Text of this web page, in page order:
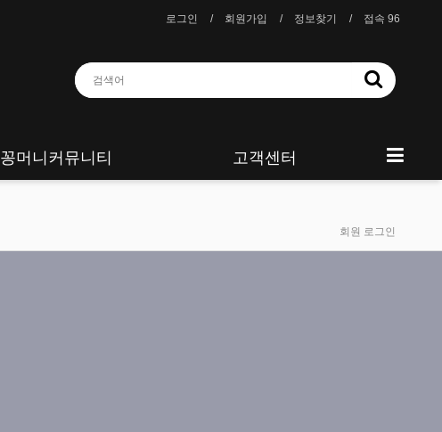
로그인 회원가입 정보찾기 접속 96
꽁머니커뮤니티 고객센터
회원 로그인